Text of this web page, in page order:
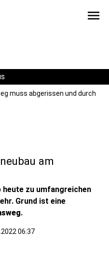
menu
muss abgerissen und durch
am
zu umfangreichen
Grund ist eine
.
06:37